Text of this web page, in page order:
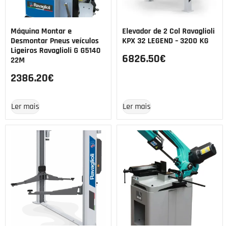
Máquina Montar e
Desmontar Pneus veículos
Ligeiros Ravaglioli G G5140
22M
2386.20€
Ler mais
Elevador de 2 Col Ravaglioli
KPX 32 LEGEND – 3200 KG
6826.50€
Ler mais